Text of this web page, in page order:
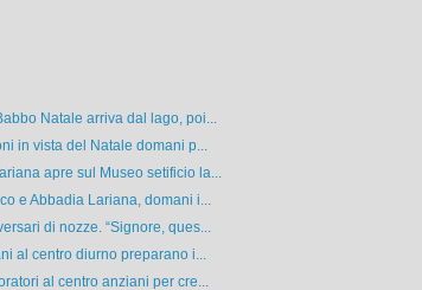
Natale arriva dal lago, poi...
in vista del Natale domani p...
apre sul Museo setificio la...
e Abbadia Lariana, domani i...
di nozze. “Signore, ques...
al centro diurno preparano i...
al centro anziani per cre...